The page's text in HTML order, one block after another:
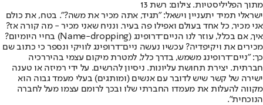
מתוך הפליליסטיות. צילום: רשת 13
ישראלי תמיד יתעניין וישאל: "תגיד, אתה מכיר את משה?". בטח, את כולם
אני מכיר, כל אחד בעולם ואפילו פה בעיר. ונניח שאני מכיר - מה קורה אז?
איך, אם בכלל, עוזר לנו הניים־דרופינג (Name-dropping) בחיי היומיום?
מכירים את ויקיפדיה? עכשיו נעשה ניים־דרופינג לוויקי ונספר כי כתוב שם
כך: "ניים־דרופינג משמש, בדרך כלל, למטרת מיקום עצמי בהיררכיה
חברתית. יצירת תחושת עליונות. ניסיון להרשים. על ידי רמיזה או טענה
ישירה של קשר שיש לדובר עם אנשים (ומותגים) בעלי מעמד גבוה הוא
מקווה להעלות את מעמדו החברתי שלו ובכך לרומם עצמו מעל לחברה
הנוכחית".